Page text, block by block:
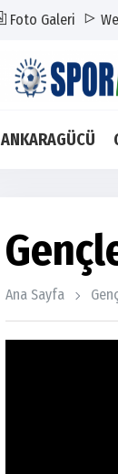
Foto Galeri
ANKARAGÜCÜ
Ana Sayfa